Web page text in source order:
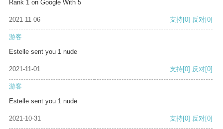
Rank 1 on Google With 5
2021-11-06 支持[0] 反对[0]
游客
Estelle sent you 1 nude
2021-11-01 支持[0] 反对[0]
游客
Estelle sent you 1 nude
2021-10-31 支持[0] 反对[0]